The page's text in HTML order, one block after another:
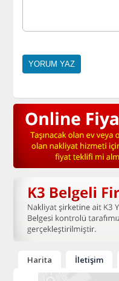
Harita İletişim